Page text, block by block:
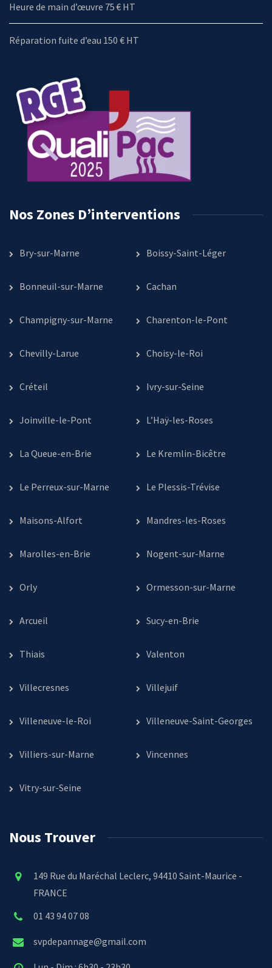
Heure de main d’œuvre 75 € HT
Réparation fuite d’eau 150 € HT
Nos Zones D’interventions
Bry-sur-Marne Boissy-Saint-Léger
Bonneuil-sur-Marne Cachan
Champigny-sur-Marne Charenton-le-Pont
Chevilly-Larue Choisy-le-Roi
Créteil Ivry-sur-Seine
Joinville-le-Pont L’Haÿ-les-Roses
La Queue-en-Brie Le Kremlin-Bicêtre
Le Perreux-sur-Marne Le Plessis-Trévise
Maisons-Alfort Mandres-les-Roses
Marolles-en-Brie Nogent-sur-Marne
Orly Ormesson-sur-Marne
Arcueil Sucy-en-Brie
Thiais Valenton
Villecresnes Villejuif
Villeneuve-le-Roi Villeneuve-Saint-Georges
Villiers-sur-Marne Vincennes
Vitry-sur-Seine
Nous Trouver
149 Rue du Maréchal Leclerc, 94410 Saint-Maurice -
FRANCE
01 43 94 07 08
svpdepannage@gmail.com